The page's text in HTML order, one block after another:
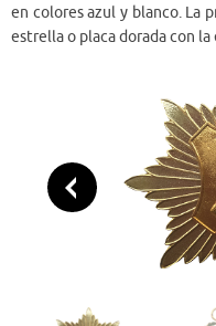
en colores azul y blanco. La
estrella o placa dorada con